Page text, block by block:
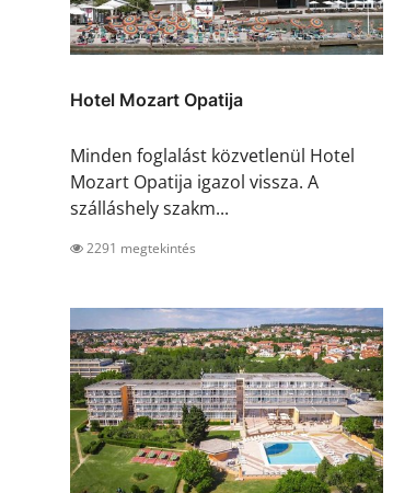
Hotel Mozart Opatija
Minden foglalást közvetlenül Hotel
Mozart Opatija igazol vissza. A
szálláshely szakm...
2291 megtekintés